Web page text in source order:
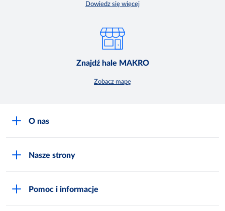
Dowiedz się więcej
Znajdź hale MAKRO
Zobacz mapę
O nas
Nasze strony
Pomoc i informacje